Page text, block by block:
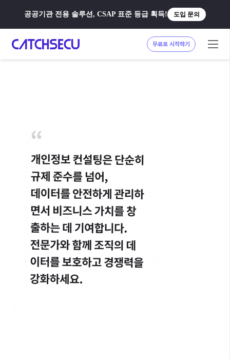
공공기관 전용 솔루션, CSAP 표준 등급 획득! 도입 문의
무료로 시작하기